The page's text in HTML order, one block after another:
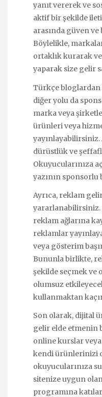
yanıt vererek ve
aktif bir şekilde
arasında güven
Böylelikle,
ortaklık kurarak
yaparak size gelir
Türkçe bloglardan
diğer yolu da
marka veya
ürünleri veya
dürüstlük ve
Okuyucularınıza
yazının
Ayrıca, reklam
yararlanabilirsiniz.
reklam ağlarına
reklamlar
veya gösterim
Bununla birlikte,
şekilde seçmek ve
olumsuz
kullanmaktan
Son olarak, dijital
gelir elde etmenin
online kurslar
kendi ürünlerinizi
okuyucularınıza
sitenize uygun
programına